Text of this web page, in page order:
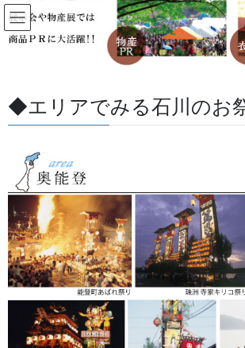
コ
ン
テ
移
動
ナ
ビ
ゲ
ン
に
すべての記事
すべての記事 お祭用品・品目 足袋,腹掛
足袋,腹掛・股引、手拭
ゴム底
2023/08/09
足袋,腹掛・股引、手拭
わらじ 13H22-02
サイズ：大人用フリーサイズ（実測約25ｃｍ
は多少の誤差があります。 価格はお気軽にお
◆エリアでみる石川のお